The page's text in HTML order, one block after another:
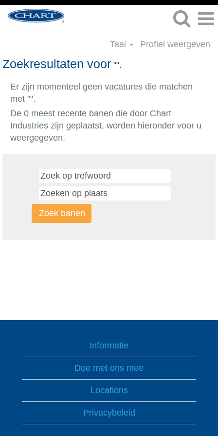
Taal Profiel weergeven
Zoekresultaten voor "".
Er zijn momenteel geen vacatures die matchen
met "".
De 0 meest recente banen die door Chart
Industries zijn geplaatst, worden hieronder voor u
weergegeven.
Informatie
Doe met ons mee
Locations
Privacybeleid